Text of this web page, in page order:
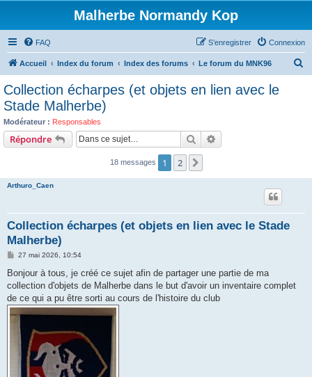
Malherbe Normandy Kop
FAQ Connexion
S’enregistrer
Accueil Index du forum Index des forums Le forum du MNK96
h
r
Collection écharpes (et objets en lien avec le
Stade Malherbe)
Modérateur : Responsables
Répondre Rechercher
18 messages 1 2
Arthuro_Caen
Collection écharpes (et objets en lien avec le Stade
Malherbe)
M
s
a
g
e
27 mai 2026, 10:54
Bonjour à tous, je créé ce sujet afin de partager une partie de ma
collection d'objets de Malherbe dans le but d'avoir un inventaire complet
de ce qui a pu être sorti au cours de l'histoire du club